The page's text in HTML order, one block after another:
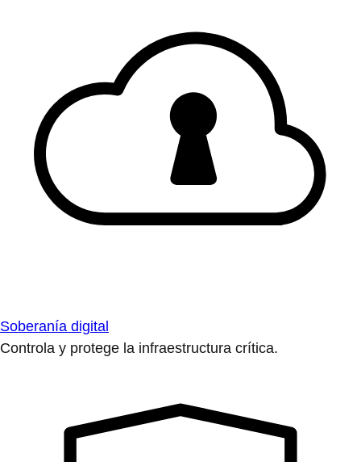
Soberanía digital
Controla y protege la infraestructura crítica.